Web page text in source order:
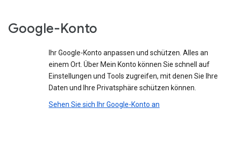
Google-Konto
Ihr Google-Konto anpassen und schützen. Alles an
einem Ort. Über Mein Konto können Sie schnell auf
Einstellungen und Tools zugreifen, mit denen Sie Ihre
Daten und Ihre Privatsphäre schützen können.
Sehen Sie sich Ihr Google-Konto an